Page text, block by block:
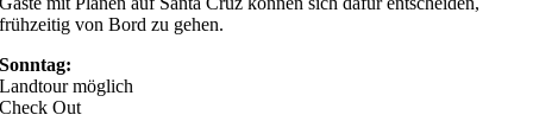
frühzeitig von Bord zu gehen.
Sonntag:
Landtour möglich
Check Out